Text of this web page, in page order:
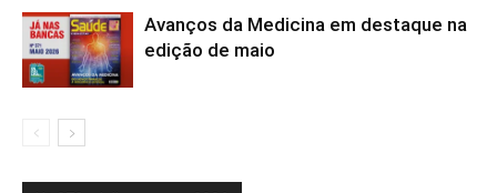
Avanços da Medicina em destaque na
edição de maio